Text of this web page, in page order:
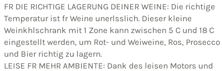
FR DIE RICHTIGE LAGERUNG DEINER WEINE: Die richtige
Temperatur ist fr Weine unerlsslich. Dieser kleine
Weinkhlschrank mit 1 Zone kann zwischen 5 C und 18 C
eingestellt werden, um Rot- und Weiweine, Ros, Prosecco
und Bier richtig zu lagern.
LEISE FR MEHR AMBIENTE: Dank des leisen Motors und